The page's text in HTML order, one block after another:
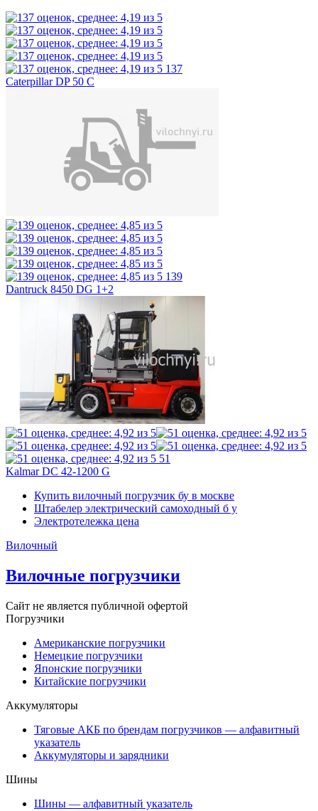
137
Caterpillar DP 50 C
139
Dantruck 8450 DG 1+2
51
Kalmar DC 42-1200 G
Купить вилочный погрузчик бу в москве
Штабелер электрический самоходный б у
Электротележка цена
Вилочный
Вилочные погрузчики
Сайт не является публичной офертой
Погрузчики
Американские погрузчики
Немецкие погрузчики
Японские погрузчики
Китайские погрузчики
Аккумуляторы
Тяговые АКБ по брендам погрузчиков — алфавитный
указатель
Аккумуляторы и зарядники
Шины
Шины — алфавитный указатель